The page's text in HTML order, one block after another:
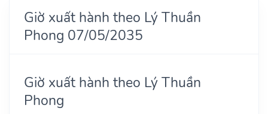
Giờ xuất hành theo Lý Thuần
Phong 07/05/2035
Giờ xuất hành theo Lý Thuần
Phong